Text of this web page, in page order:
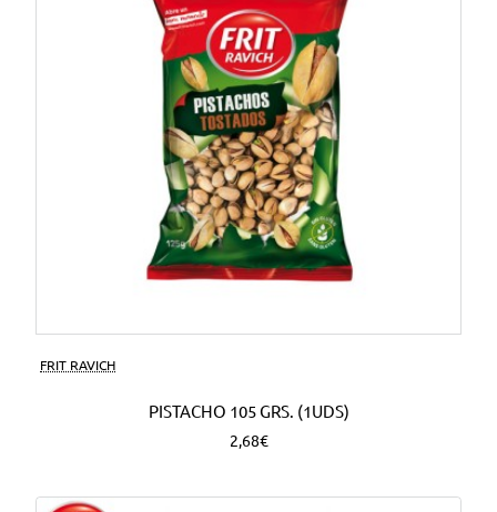
FRIT RAVICH
PISTACHO 105 GRS. (1UDS)
2,68€